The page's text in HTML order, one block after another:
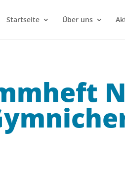
Startseite Über uns